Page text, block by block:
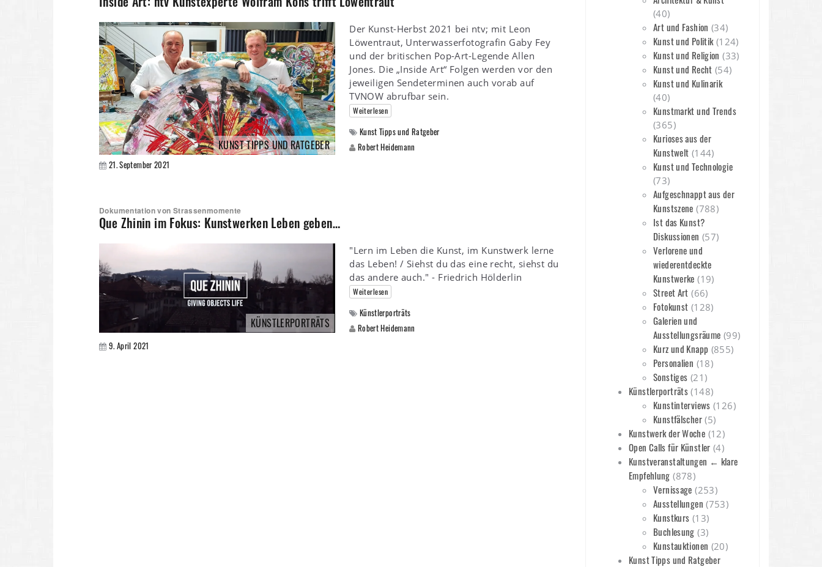
KUNST TIPPS UND RATGEBER
Der Kunst-Herbst 2021 bei ntv; mit Leon
Löwentraut, Unterwasserfotografin Gaby Fey
und der britischen Pop-Art-Legende Allen
Jones. Die „Inside Art“ Folgen werden vor den
jeweiligen Sendeterminen auch vorab auf
TVNOW abrufbar sein.
Weiterlesen
Kunst Tipps und Ratgeber
Robert Heidemann
21. September 2021
Dokumentation von Strassenmomente
Que Zhinin im Fokus: Kunstwerken Leben geben…
KÜNSTLERPORTRÄTS
"Lern im Leben die Kunst, im Kunstwerk lerne
das Leben! / Siehst du das eine recht, siehst du
das andere auch." - Friedrich Hölderlin
Weiterlesen
Künstlerporträts
Robert Heidemann
9. April 2021
(40)
Art und Fashion (34)
Kunst und Politik(124)
Kunst und Religion (33)
Kunst und Recht (54)
Kunst und Kulinarik
(40)
Kunstmarkt und Trends
(365)
Kurioses aus der
Kunstwelt (144)
Kunst und Technologie
(73)
Aufgeschnappt aus der
Kunstszene (788)
Ist das Kunst?
Diskussionen (57)
Verlorene und
wiederentdeckte
Kunstwerke (19)
Street Art (66)
Fotokunst (128)
Galerien und
Ausstellungsräume (99)
Kurz und Knapp (855)
Personalien (18)
Sonstiges (21)
Künstlerporträts (148)
Kunstinterviews (126)
Kunstfälscher(5)
Kunstwerk der Woche (12)
Open Calls für Künstler (4)
Kunstveranstaltungen ← klare
Empfehlung (878)
Vernissage (253)
Ausstellungen (753)
Kunstkurs (13)
Buchlesung (3)
Kunstauktionen (20)
Kunst Tipps und Ratgeber